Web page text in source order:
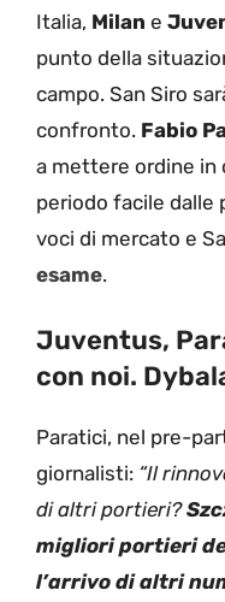
Italia, Milan e
punto della
campo. San Siro
confronto. Fabio
a mettere ordine in
periodo facile dalle
voci di mercato e
esame.
Juventus,
con noi.
Paratici, nel pre-
giornalisti: “Il
di altri portieri?
migliori portieri
l’arrivo di altri